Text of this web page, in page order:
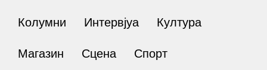
Колумни Интервјуа Култура
Магазин Сцена Спорт